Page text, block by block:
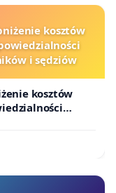
kosztów
i sędziów
kosztów
sędziów